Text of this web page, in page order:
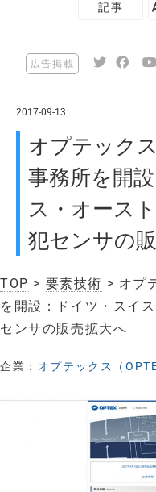
記事
広告掲載
2017-09-13
オプテック
事務所を開
ス・オース
犯センサの
TOP > 要素技術 > オプ
を開設：ドイツ・スイ
センサの販売拡大へ
企業： オプテックス（